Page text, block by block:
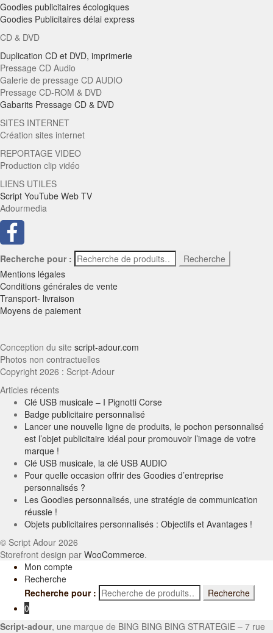
Goodies publicitaires écologiques
Goodies Publicitaires délai express
CD & DVD
Duplication CD et DVD, imprimerie
Pressage CD Audio
Galerie de pressage CD AUDIO
Pressage CD-ROM & DVD
Gabarits Pressage CD & DVD
SITES INTERNET
Création sites internet
REPORTAGE VIDEO
Production clip vidéo
LIENS UTILES
Script YouTube Web TV
Adourmedia
Recherche pour :
Recherche
Mentions légales
Conditions générales de vente
Transport- livraison
Moyens de paiement
Conception du site script-adour.com
Photos non contractuelles
Copyright 2026 : Script-Adour
Articles récents
Clé USB musicale – I Pignotti Corse
Badge publicitaire personnalisé
Lancer une nouvelle ligne de produits, le pochon personnalisé
est l’objet publicitaire idéal pour promouvoir l’image de votre
marque !
Clé USB musicale, la clé USB AUDIO
Pour quelle occasion offrir des Goodies d’entreprise
personnalisés ?
Les Goodies personnalisés, une stratégie de communication
réussie !
Objets publicitaires personnalisés : Objectifs et Avantages !
© Script Adour 2026
Storefront design par WooCommerce.
Mon compte
Recherche
Recherche pour :
Recherche
0
Script-adour, une marque de BING BING BING STRATEGIE – 7 rue